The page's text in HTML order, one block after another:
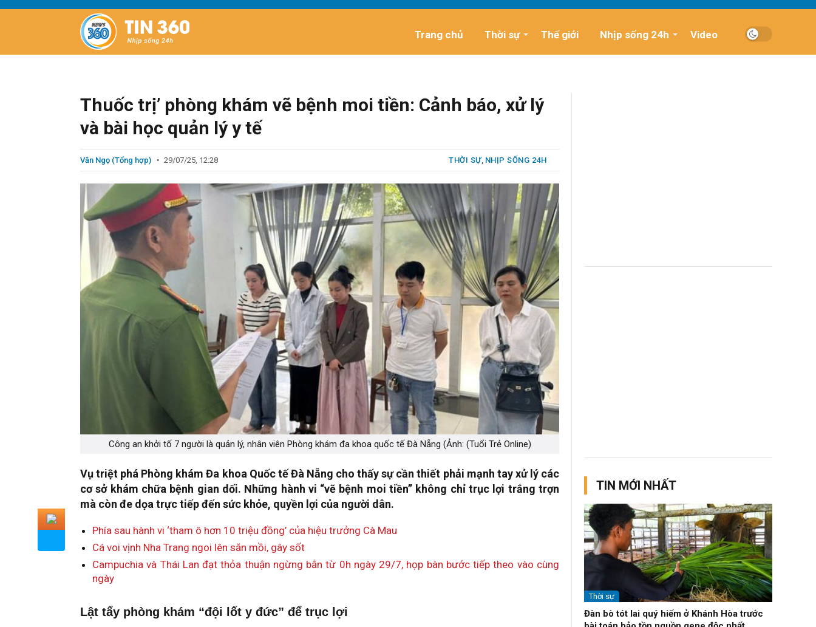
Trang chủ Thời sự Thế giới Nhịp sống 24h Video
Thuốc trị’ phòng khám vẽ bệnh moi tiền: Cảnh báo, xử lý
và bài học quản lý y tế
Văn Ngọ (Tổng hợp) 29/07/25, 12:28 THỜI SỰ, NHỊP SỐNG 24H
Công an khởi tố 7 người là quản lý, nhân viên Phòng khám đa khoa quốc tế Đà Nẵng (Ảnh: (Tuổi Trẻ Online)
Vụ triệt phá Phòng khám Đa khoa Quốc tế Đà Nẵng cho thấy sự cần thiết phải mạnh tay xử lý các
cơ sở khám chữa bệnh gian dối. Những hành vi “vẽ bệnh moi tiền” không chỉ trục lợi trắng trợn
mà còn đe dọa trực tiếp đến sức khỏe, quyền lợi của người dân.
Phía sau hành vi ‘tham ô hơn 10 triệu đồng’ của hiệu trưởng Cà Mau
Cá voi vịnh Nha Trang ngoi lên săn mồi, gây sốt
Campuchia và Thái Lan đạt thỏa thuận ngừng bắn từ 0h ngày 29/7, họp bàn bước tiếp theo vào cùng
ngày
Lật tẩy phòng khám “đội lốt y đức” để trục lợi
TIN MỚI NHẤT
Thời sự
Đàn bò tót lai quý hiếm ở Khánh Hòa trước